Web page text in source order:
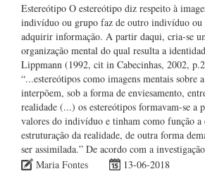
Estereótipo O estereótipo diz respeito à
indivíduo ou grupo faz de outro indivíduo ou
adquirir informação. A partir daqui, cria-se
organização mental do qual resulta a
Lippmann (1992, cit in Cabecinhas, 2002,
“...estereótipos como imagens mentais sobre
interpõem, sob a forma de enviesamento,
realidade (...) os estereótipos formavam-se a
valores do indivíduo e tinham como função a
estruturação da realidade, de outra forma
ser assimilada.” De acordo com a
Maria Fontes
13-06-2018